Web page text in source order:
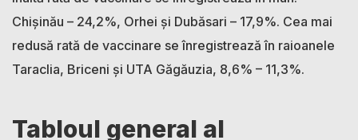
Chișinău – 24,2%, Orhei și Dubăsari – 17,9%. Cea mai
redusă rată de vaccinare se înregistrează în raioanele
Taraclia, Briceni și UTA Găgăuzia, 8,6% – 11,3%.
Tabloul general al